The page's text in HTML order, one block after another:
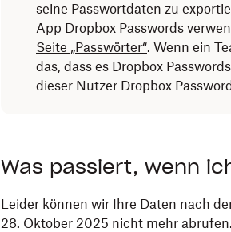
Tippen Sie auf
Exportieren
Klicken Sie zur Bestätigung noch
seine Passwortdaten zu
App Dropbox Passwords
Seite „Passwörter“. Wenn ein
das, dass es Dropbox
dieser Nutzer Dropbox
Was passiert, wenn
Leider können wir Ihre Daten nach
28. Oktober 2025 nicht mehr